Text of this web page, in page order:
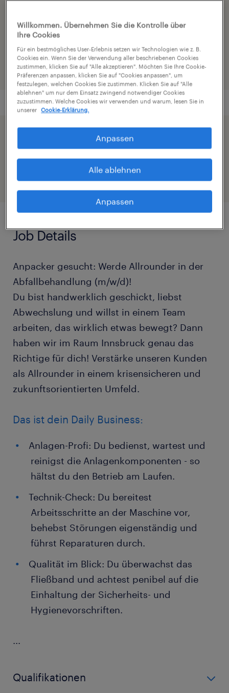
Referenznummer:
TECHN72065
Beschleunige die Bewerbung indem du dein
Job Details
Anpacker gesucht: Werde Allrounder in der
Abfallbehandlung (m/w/d)!
Du bist handwerklich geschickt, liebst
Abwechslung und willst in einem Team
arbeiten, das wirklich etwas bewegt? Dann
haben wir im Raum Innsbruck genau das
Richtige für dich! Verstärke unseren Kunden
als Allrounder in einem krisensicheren und
zukunftsorientierten Umfeld.
Das ist dein Daily Business:
Anlagen-Profi: Du bedienst, wartest und
reinigst die Anlagenkomponenten - so
hältst du den Betrieb am Laufen.
Technik-Check: Du bereitest
Arbeitsschritte an der Maschine vor,
behebst Störungen eigenständig und
führst Reparaturen durch.
Qualität im Blick: Du überwachst das
Fließband und achtest penibel auf die
Einhaltung der Sicherheits- und
Hygienevorschriften.
...
Qualifikationen
Willkommen. Übernehmen Sie die Kontrolle über
Ihre Cookies
Für ein bestmögliches User-Erlebnis setzen wir Technologien wie z. B.
Cookies ein. Wenn Sie der Verwendung aller beschriebenen Cookies
zustimmen, klicken Sie auf "Alle akzeptieren". Möchten Sie Ihre Cookie-
Präferenzen anpassen, klicken Sie auf "Cookies anpassen", um
festzulegen, welchen Cookies Sie zustimmen. Klicken Sie auf "Alle
ablehnen" um nur dem Einsatz zwingend notwendiger Cookies
zuzustimmen. Welche Cookies wir verwenden und warum, lesen Sie in
unserer
Cookie-Erklärung.
Anpassen
Alle ablehnen
Anpassen